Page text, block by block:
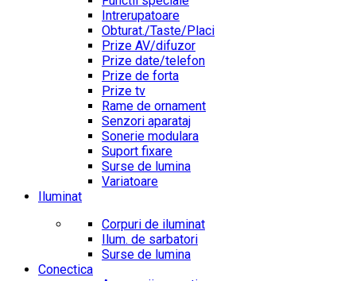
Intrerupatoare
Obturat./Taste/Placi
Prize AV/difuzor
Prize date/telefon
Prize de forta
Prize tv
Rame de ornament
Senzori aparataj
Sonerie modulara
Suport fixare
Surse de lumina
Variatoare
Iluminat
Corpuri de iluminat
Ilum. de sarbatori
Surse de lumina
Conectica